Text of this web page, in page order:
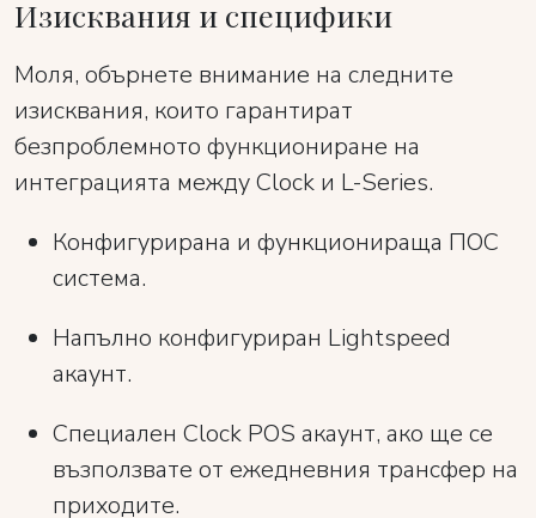
Изисквания и специфики
Моля, обърнете внимание на следните
изисквания, които гарантират
безпроблемното функциониране на
интеграцията между Clock и L-Series.
Конфигурирана и функционираща ПОС
система.
Напълно конфигуриран Lightspeed
акаунт.
Специален Clock POS акаунт, ако ще се
възползвате от ежедневния трансфер на
приходите.